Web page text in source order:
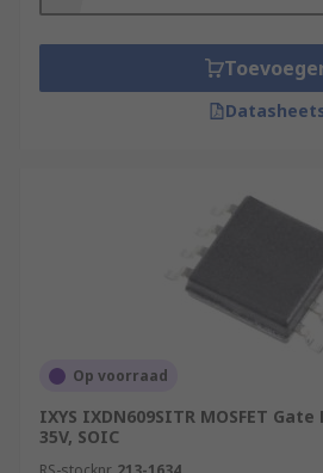
Op voorraad
IXYS IXDN609SITR MOSFET
35V, SOIC